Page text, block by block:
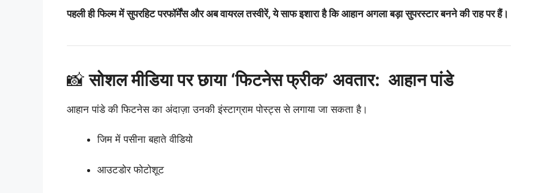
पहली ही फिल्म में सुपरहिट परफॉर्मेंस और अब वायरल तस्वीरें, ये साफ इशारा है कि आहान अगला बड़ा सुपरस्टार बनने की राह पर हैं।
📸सोशल मीडिया पर छाया ‘फिटनेस फ्रीक’ अवतार: आहान पांडे
आहान पांडे की फिटनेस का अंदाज़ा उनकी इंस्टाग्राम पोस्ट्स से लगाया जा सकता है।
जिम में पसीना बहाते वीडियो
आउटडोर फोटोशूट